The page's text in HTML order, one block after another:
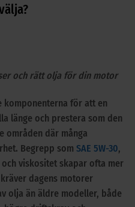
och rätt olja för din motor
komponenterna för att en
länge och prestera som den
områden där många
Begrepp som SAE 5W-30,
och viskositet skapar ofta mer
dagens motorer
olja än äldre modeller, både